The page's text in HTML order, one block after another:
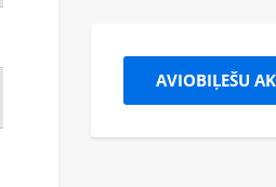
AVIOBIĻEŠU